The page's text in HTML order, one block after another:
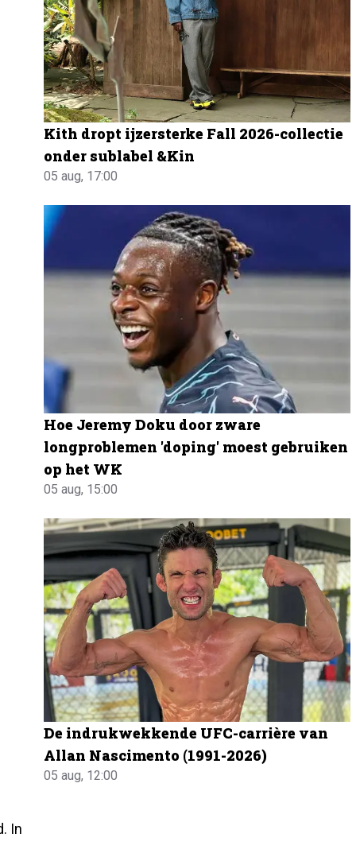
In
Kith dropt ijzersterke Fall 2026-collectie
onder sublabel &Kin
05 aug, 17:00
Hoe Jeremy Doku door zware
longproblemen 'doping' moest gebruiken
op het WK
05 aug, 15:00
De indrukwekkende UFC-carrière van
Allan Nascimento (1991-2026)
05 aug, 12:00